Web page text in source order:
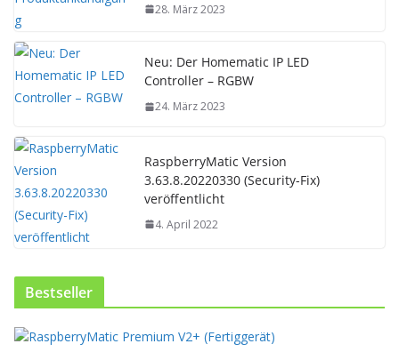
28. März 2023
Neu: Der Homematic IP LED
Controller – RGBW
24. März 2023
RaspberryMatic Version
3.63.8.20220330 (Security-Fix)
veröffentlicht
4. April 2022
Bestseller